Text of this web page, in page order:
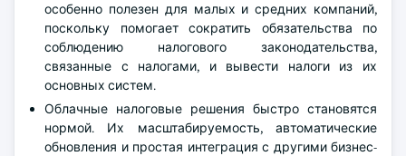
особенно полезен для малых и средних компаний,
поскольку помогает сократить обязательства по
соблюдению налогового законодательства,
связанные с налогами, и вывести налоги из их
основных систем.
Облачные налоговые решения быстро становятся
нормой. Их масштабируемость, автоматические
обновления и простая интеграция с другими бизнес-